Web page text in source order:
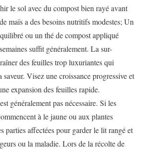
le sol avec du compost bien rayé avant
maïs a des besoins nutritifs modestes; Un
ou un thé de compost appliqué
suffit généralement. La sur-
des feuilles trop luxuriantes qui
saveur. Visez une croissance progressive et
expansion des feuilles rapide.
généralement pas nécessaire. Si les
à le jaune ou aux plantes
parties affectées pour garder le lit rangé et
ou la maladie. Lors de la récolte de